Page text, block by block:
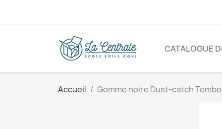
CATALOGUE
Accueil Gomme noire Dust-catch